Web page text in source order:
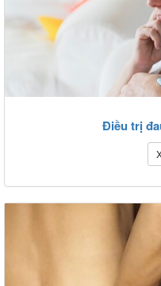
Điều trị